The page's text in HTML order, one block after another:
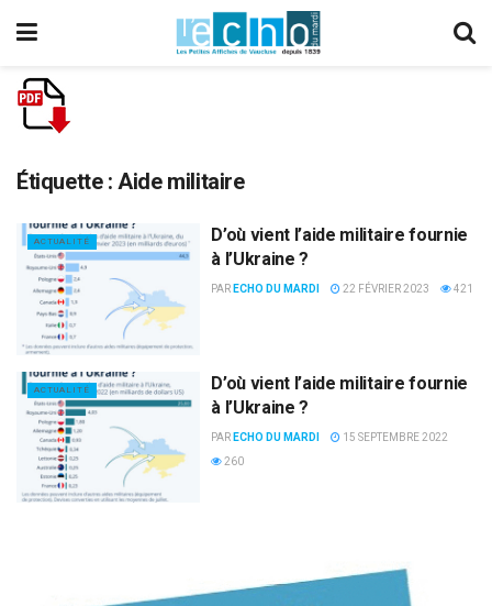
Étiquette :Aide militaire
ACTUALITÉ
D’où vient l’aide militaire fournie
à l’Ukraine ?
PAR ECHO DU MARDI 22 FÉVRIER 2023 421
ACTUALITÉ
D’où vient l’aide militaire fournie
à l’Ukraine ?
PAR ECHO DU MARDI
15 SEPTEMBRE 2022
260